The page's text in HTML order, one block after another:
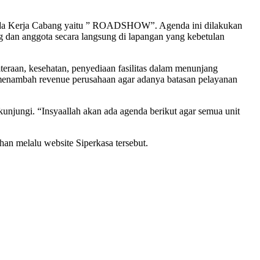
Kerja Cabang yaitu ” ROADSHOW”. Agenda ini dilakukan
anggota secara langsung di lapangan yang kebetulan
kesehatan, penyediaan fasilitas dalam menunjang
revenue perusahaan agar adanya batasan pelayanan
“Insyaallah akan ada agenda berikut agar semua unit
melalu website Siperkasa tersebut.